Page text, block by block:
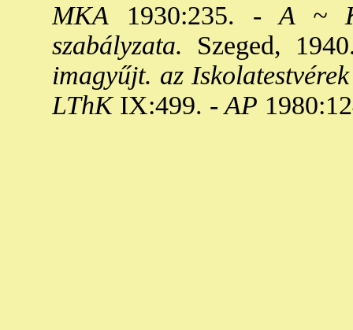
MKA 1930:235. - A ~
szabályzata. Szeged,
imagyűjt. az
LThKIX:499. - AP